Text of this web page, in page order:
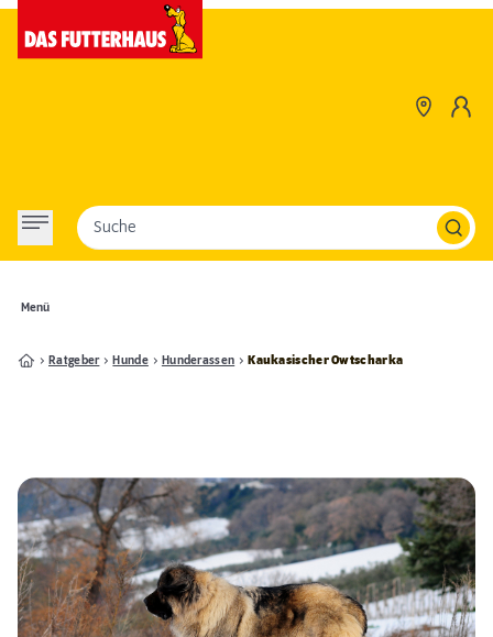
Menü
Suche
Ratgeber Hunde Hunderassen Kaukasischer Owtscharka